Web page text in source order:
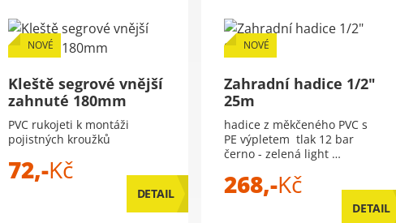
NOVÉ
Kleště segrové vnější
zahnuté 180mm
PVC rukojeti k montáži
pojistných kroužků
72,-Kč
DETAIL
NOVÉ
Zahradní hadice 1/2"
25m
hadice z měkčeného PVC s
PE výpletem tlak 12 bar
černo - zelená light …
268,-Kč
DETAIL